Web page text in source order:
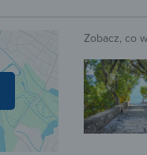
Zobacz, co